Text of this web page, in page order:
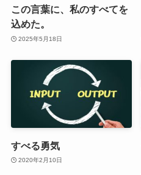
この言葉に、私のすべてを
込めた。
2025年5月18日
すべる勇気
2020年2月10日